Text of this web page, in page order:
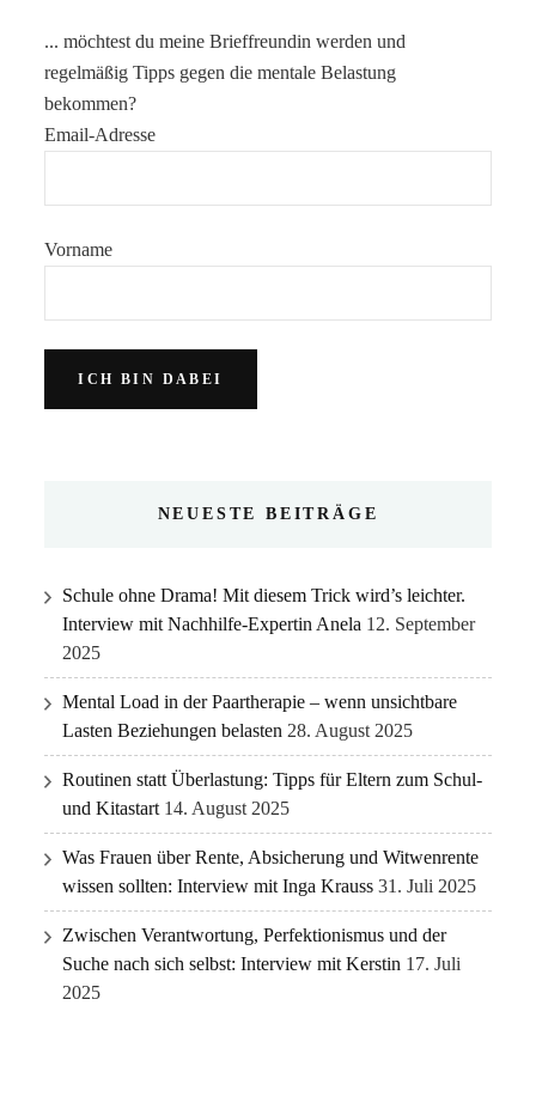
... möchtest du meine Brieffreundin werden und
regelmäßig Tipps gegen die mentale Belastung
bekommen?
Email-Adresse
Vorname
NEUESTE BEITRÄGE
Schule ohne Drama! Mit diesem Trick wird’s leichter.
Interview mit Nachhilfe-Expertin Anela 12. September
2025
Mental Load in der Paartherapie – wenn unsichtbare
Lasten Beziehungen belasten 28. August 2025
Routinen statt Überlastung: Tipps für Eltern zum Schul-
und Kitastart 14. August 2025
Was Frauen über Rente, Absicherung und Witwenrente
wissen sollten: Interview mit Inga Krauss 31. Juli 2025
Zwischen Verantwortung, Perfektionismus und der
Suche nach sich selbst: Interview mit Kerstin 17. Juli
2025